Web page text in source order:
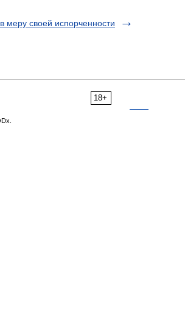
меру своей испорченности
18+